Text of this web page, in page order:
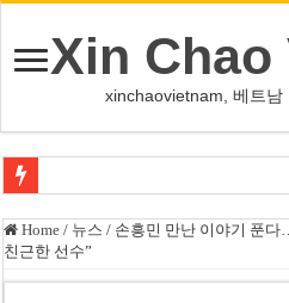
Xin Chao
xinchaovietnam, 베트
쩐 타인 먼 베트남 국회의장 “외교 성과,
싱가포르 하오마트, 마지막 프리미엄
Home / 뉴스 / 손흥민 만난 이야기 푼
친근한 선수”